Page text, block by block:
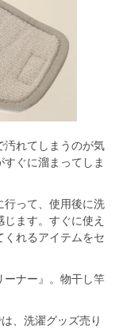
汚れてしまうのが気
ぐに溜まってしま
行って、使用後に洗
ます。すぐに使え
れるアイテムをセ
ーナー』。物干し竿
、洗濯グッズ売り